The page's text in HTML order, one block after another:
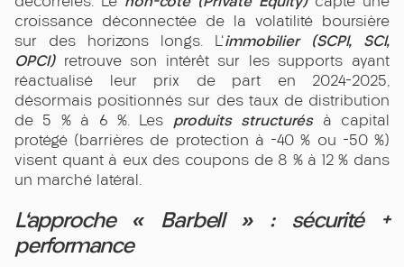
croissance déconnectée de la volatilité boursière
sur des horizons longs. L'immobilier (SCPI, SCI,
OPCI)retrouve son intérêt sur les supports ayant
réactualisé leur prix de part en 2024-2025,
désormais positionnés sur des taux de distribution
de 5 % à 6 %. Les produits structurésà capital
protégé (barrières de protection à -40 % ou -50 %)
visent quant à eux des coupons de 8 % à 12 % dans
un marché latéral.
L'approche « Barbell » : sécurité +
performance